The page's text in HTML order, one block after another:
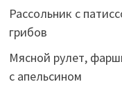
Рассольник с
грибов
Мясной рулет,
с апельсином